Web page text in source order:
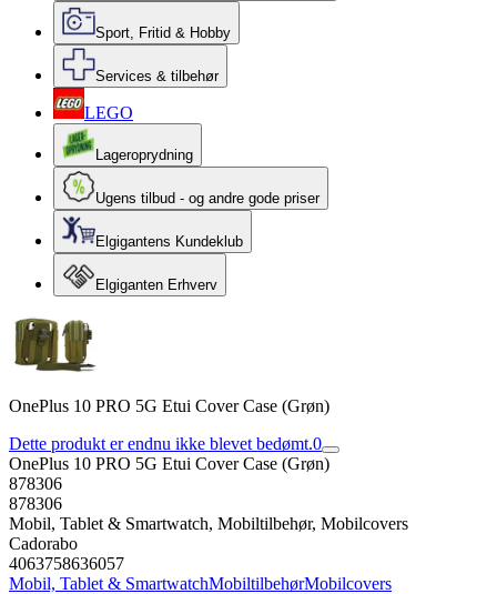
Sport, Fritid & Hobby
Services & tilbehør
LEGO
Lageroprydning
Ugens tilbud - og andre gode priser
Elgigantens Kundeklub
Elgiganten Erhverv
OnePlus 10 PRO 5G Etui Cover Case (Grøn)
Dette produkt er endnu ikke blevet bedømt.0
OnePlus 10 PRO 5G Etui Cover Case (Grøn)
878306
878306
Mobil, Tablet & Smartwatch, Mobiltilbehør, Mobilcovers
Cadorabo
4063758636057
Mobil, Tablet & SmartwatchMobiltilbehørMobilcovers